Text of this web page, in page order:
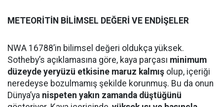
METEORİTİN BİLİMSEL DEĞERİ VE ENDİŞELER
NWA 16788’in bilimsel değeri oldukça yüksek.
Sotheby’s açıklamasına göre, kaya parçası minimum
düzeyde yeryüzü etkisine maruz kalmış olup, içeriği
neredeyse bozulmamış şekilde korunmuş. Bu da onun
Dünya’ya nispeten yakın zamanda düştüğünü